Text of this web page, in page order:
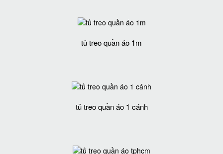
tủ treo quần áo 1m
tủ treo quần áo 1 cánh